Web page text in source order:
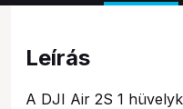
Leírás
A DJI Air 2S 1